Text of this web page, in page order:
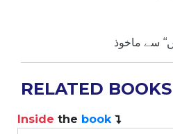
سے ماخوذ
RELATED BOOKS
Inside the book